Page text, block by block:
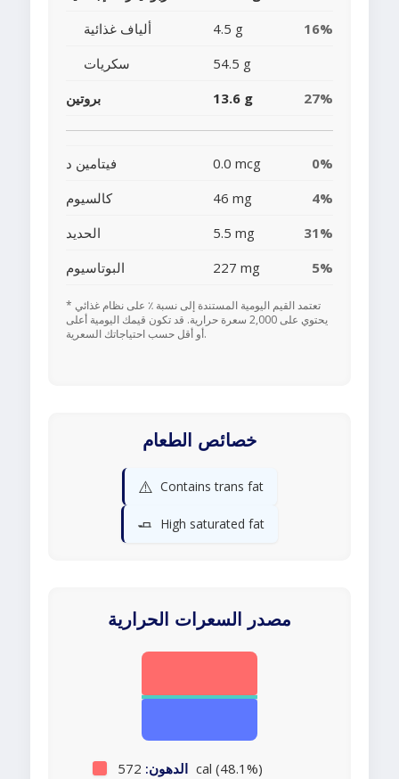
ألياف غذائية
4.5 g
16%
سكريات
54.5 g
بروتين
13.6 g 27%
فيتامين د 0.0 mcg
0%
كالسيوم
46 mg
4%
الحديد
5.5 mg
31%
البوتاسيوم
227 mg 5%
* تعتمد القيم اليومية المستندة إلى نسبة ٪ على نظام غذائي
يحتوي على 2,000 سعرة حرارية. قد تكون قيمك اليومية أعلى
أو أقل حسب احتياجاتك السعرية.
خصائص الطعام
⚠️ Contains trans fat
🧈 High saturated fat
مصدر السعرات الحرارية
الدهون: 572 cal (48.1%)